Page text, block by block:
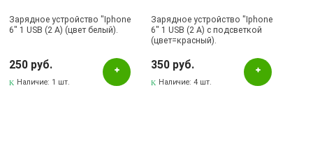
Зарядное устройство "Iphone
6" 1 USB (2 A) (цвет белый).
250 руб.
Наличие: 1 шт.
Зарядное устройство "Iphone
6" 1 USB (2 A) с подсветкой
(цвет=красный).
350 руб.
Наличие:4 шт.